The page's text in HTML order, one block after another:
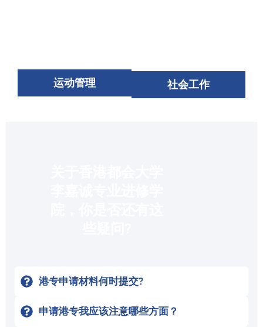
运动管理 社会工作
港专申请材料何时提交?
申请港专我应该注意哪些方面？